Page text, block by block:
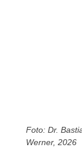
Foto: Dr.
Werner, 2026